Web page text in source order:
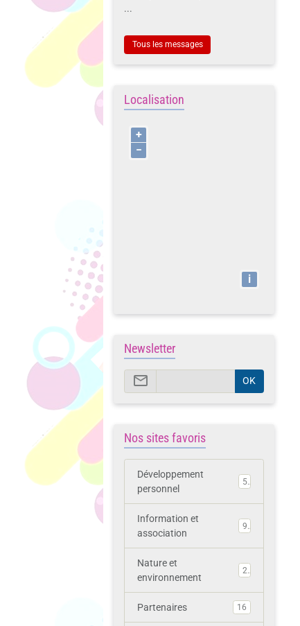
...
Tous les messages
Localisation
+
−
i
Newsletter
OK
Nos sites favoris
Développement
personnel
5
Information et
association
9
Nature et
environnement
2
Partenaires 16